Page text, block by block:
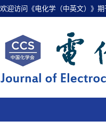
欢迎访问《电化学（中英文）》